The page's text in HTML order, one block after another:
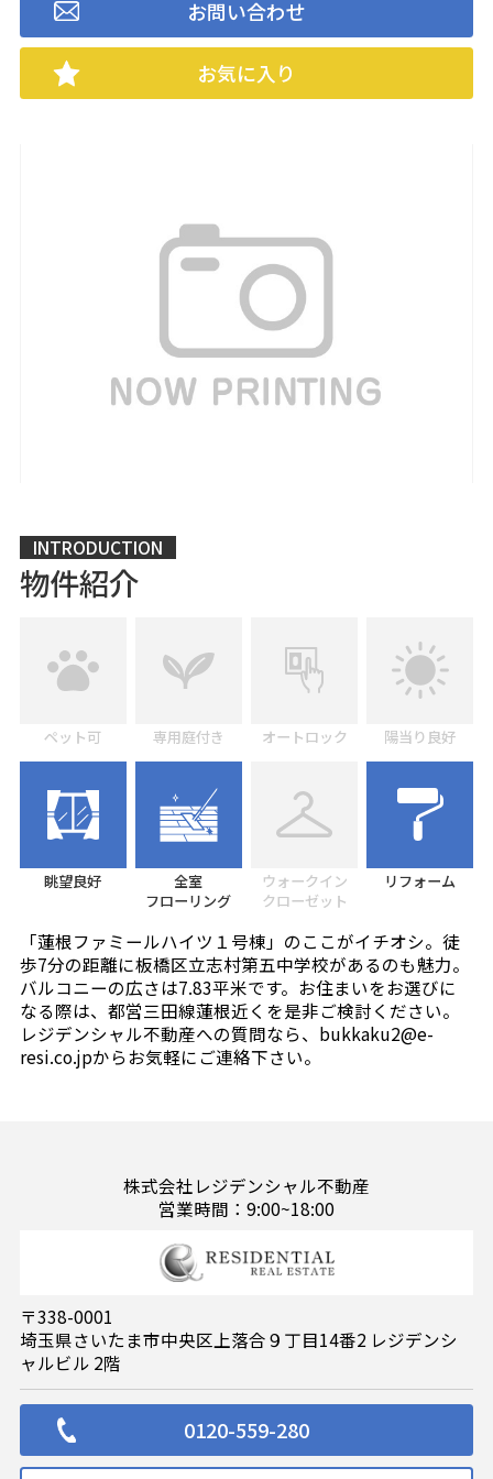
お問い合わせ
お気に入り
INTRODUCTION
物件紹介
ペット可 専用庭付き オートロック 陽当り良好
眺望良好
全室
フローリング
ウォークイン
クローゼット
リフォーム
「蓮根ファミールハイツ１号棟」のここがイチオシ。徒
歩7分の距離に板橋区立志村第五中学校があるのも魅力。
バルコニーの広さは7.83平米です。お住まいをお選びに
なる際は、都営三田線蓮根近くを是非ご検討ください。
レジデンシャル不動産への質問なら、bukkaku2@e-
resi.co.jpからお気軽にご連絡下さい。
株式会社レジデンシャル不動産
営業時間：9:00~18:00
〒338-0001
埼玉県さいたま市中央区上落合９丁目14番2 レジデンシ
ャルビル 2階
0120-559-280